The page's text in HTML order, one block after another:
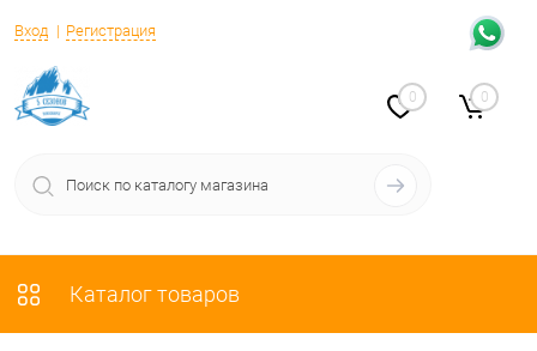
Вход Регистрация
0 0
Каталог товаров